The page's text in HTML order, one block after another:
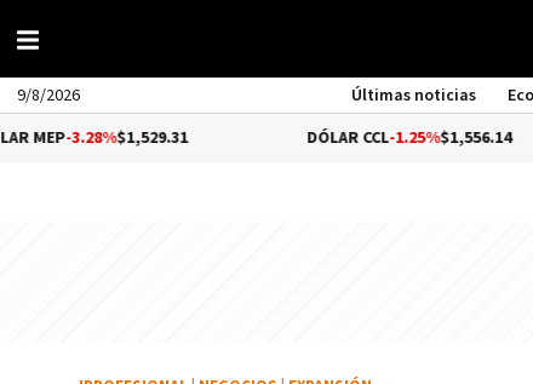
9/8/2026 Últimas noticias
$1,529.31 -1.25%$1,556.14